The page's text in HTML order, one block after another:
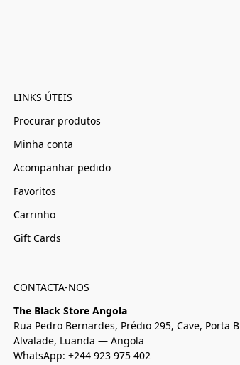
LINKS ÚTEIS
Procurar produtos
Minha conta
Acompanhar pedido
Favoritos
Carrinho
Gift Cards
CONTACTA-NOS
The Black Store Angola
Rua Pedro Bernardes, Prédio 295, Cave, Porta B
Alvalade, Luanda — Angola
WhatsApp: +244 923 975 402